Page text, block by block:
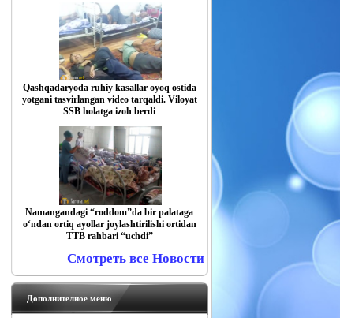
Qashqadaryoda ruhiy kasallar oyoq ostida
yotgani tasvirlangan video tarqaldi. Viloyat
SSB holatga izoh berdi
Namangandagi “roddom”da bir palataga
o‘ndan ortiq ayollar joylashtirilishi ortidan
TTB rahbari “uchdi”
Смотреть все Новости
Дополнителное меню